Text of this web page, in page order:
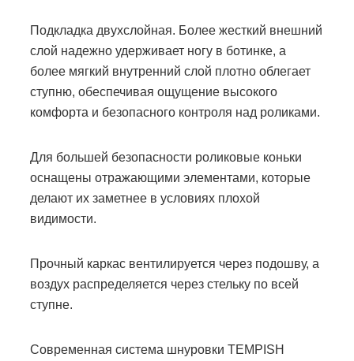
Подкладка двухслойная. Более жесткий внешний
слой надежно удерживает ногу в ботинке, а
более мягкий внутренний слой плотно облегает
ступню, обеспечивая ощущение высокого
комфорта и безопасного контроля над роликами.
Для большей безопасности роликовые коньки
оснащены отражающими элементами, которые
делают их заметнее в условиях плохой
видимости.
Прочный каркас вентилируется через подошву, а
воздух распределяется через стельку по всей
ступне.
Современная система шнуровки TEMPISH